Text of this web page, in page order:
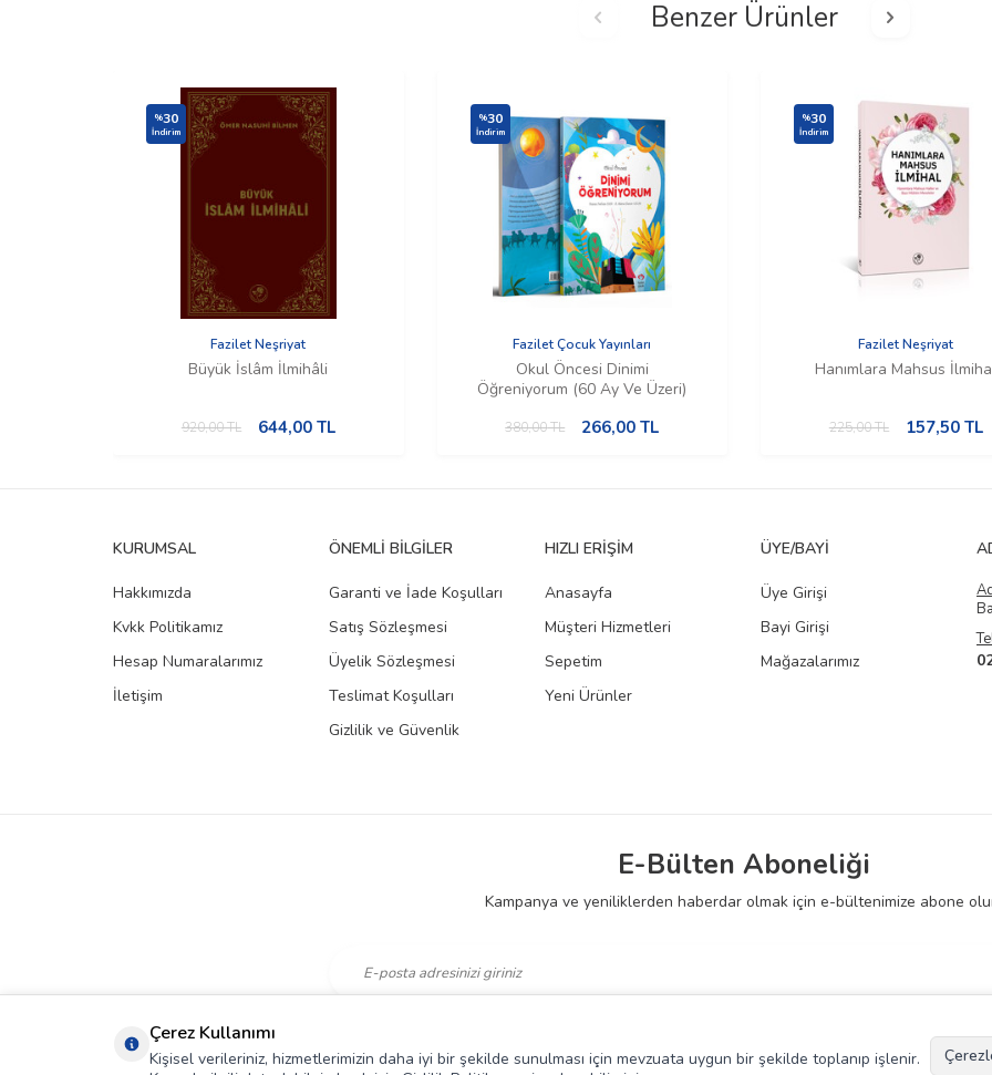
Benzer Ürünler
%30
İndirim
Fazilet Neşriyat
Büyük İslâm İlmihâli
920,00TL 644,00TL
%30
İndirim
Fazilet Çocuk Yayınları
Okul Öncesi Dinimi
Öğreniyorum (60 Ay Ve Üzeri)
380,00TL 266,00 TL
%30
İndirim
Fazilet Neşriyat
Hanımlara Mahsus
225,00TL 157,50TL
KURUMSAL
Hakkımızda
Kvkk Politikamız
Hesap Numaralarımız
İletişim
ÖNEMLI BILGILER
Garanti ve İade Koşulları
Satış Sözleşmesi
Üyelik Sözleşmesi
Teslimat Koşulları
Gizlilik ve Güvenlik
HIZLI ERIŞIM
Anasayfa
Müşteri Hizmetleri
Sepetim
Yeni Ürünler
ÜYE/BAYI
Üye Girişi
Bayi Girişi
Mağazalarımız
E-Bülten Aboneliği
Kampanya ve yeniliklerden haberdar olmak için e-bültenimize abone
Çerez Kullanımı
Kişisel verileriniz, hizmetlerimizin daha iyi bir şekilde sunulması için mevzuata uygun bir şekilde toplanıp işlenir.